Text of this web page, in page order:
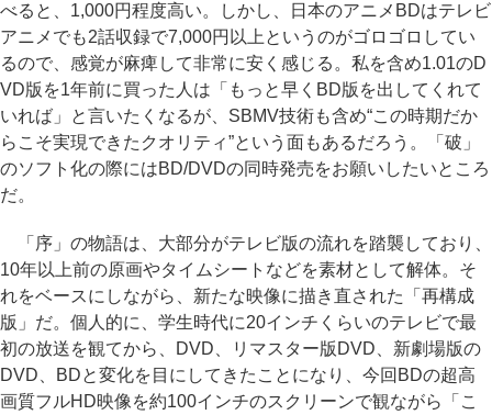
べると、1,000円程度高い。しかし、日本のアニメBDはテレビ
アニメでも2話収録で7,000円以上というのがゴロゴロしてい
るので、感覚が麻痺して非常に安く感じる。私を含め1.01のD
VD版を1年前に買った人は「もっと早くBD版を出してくれて
いれば」と言いたくなるが、SBMV技術も含め“この時期だか
らこそ実現できたクオリティ”という面もあるだろう。「破」
のソフト化の際にはBD/DVDの同時発売をお願いしたいところ
だ。
「序」の物語は、大部分がテレビ版の流れを踏襲しており、
10年以上前の原画やタイムシートなどを素材として解体。そ
れをベースにしながら、新たな映像に描き直された「再構成
版」だ。個人的に、学生時代に20インチくらいのテレビで最
初の放送を観てから、DVD、リマスター版DVD、新劇場版の
DVD、BDと変化を目にしてきたことになり、今回BDの超高
画質フルHD映像を約100インチのスクリーンで観ながら「こ